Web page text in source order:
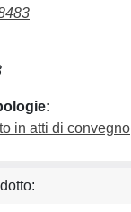
in atti di convegno